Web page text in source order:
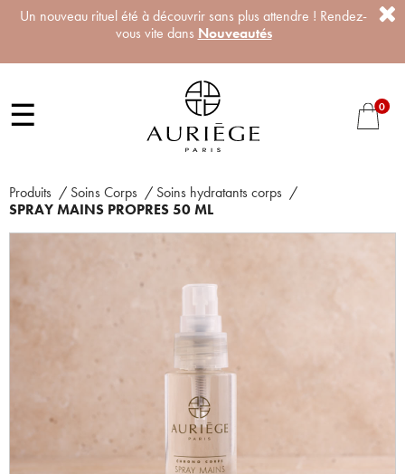
Un nouveau rituel été à découvrir sans plus attendre ! Rendez-
vous vite dans Nouveautés
☰ 0
Produits / Soins Corps / Soins hydratants corps /
SPRAY MAINS PROPRES 50 ML